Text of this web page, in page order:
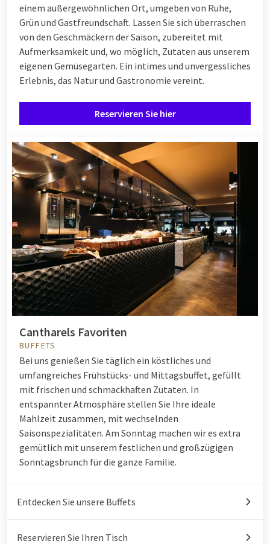
einem außergewöhnlichen Ort, umgeben von Ruhe,
Grün und Gastfreundschaft. Lassen Sie sich überraschen
von den Geschmäckern der Saison, zubereitet mit
Aufmerksamkeit und, wo möglich, Zutaten aus unserem
eigenen Gemüsegarten. Ein intimes und unvergessliches
Erlebnis, das Natur und Gastronomie vereint.
Reservieren Sie hier
Cantharels Favoriten
BUFFETS
Bei uns genießen Sie täglich ein köstliches und
umfangreiches Frühstücks- und Mittagsbuffet, gefüllt
mit frischen und schmackhaften Zutaten. In
entspannter Atmosphäre stellen Sie Ihre ideale
Mahlzeit zusammen, mit wechselnden
Saisonspezialitäten. Am Sonntag machen wir es extra
gemütlich mit unserem festlichen und großzügigen
Sonntagsbrunch für die ganze Familie.
Entdecken Sie unsere Buffets
Reservieren Sie Ihren Tisch